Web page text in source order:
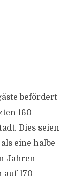
befördert
160
Dies seien
eine halbe
Jahren
auf 170